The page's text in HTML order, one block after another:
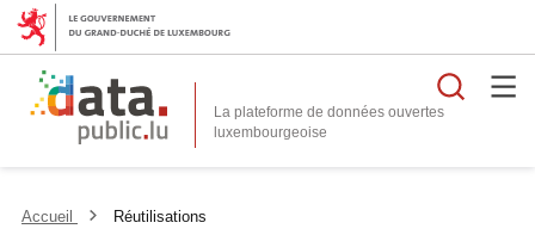
La plateforme de données ouvertes
Accueil Réutilisations